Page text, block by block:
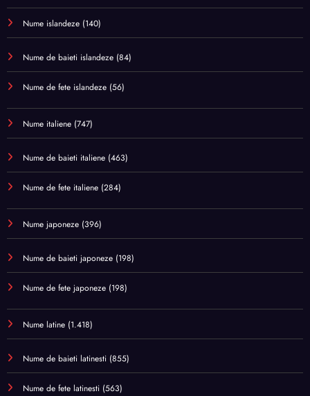
Nume islandeze (140)
Nume de baieti islandeze (84)
Nume de fete islandeze (56)
Nume italiene (747)
Nume de baieti italiene (463)
Nume de fete italiene (284)
Nume japoneze (396)
Nume de baieti japoneze (198)
Nume de fete japoneze (198)
Nume latine (1.418)
Nume de baieti latinesti (855)
Nume de fete latinesti (563)